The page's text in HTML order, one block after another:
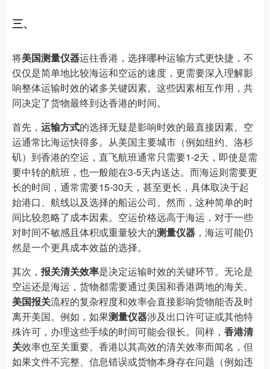
三、
将美国测量仪器运往香港，选择哪种运输方式更快捷，不
仅仅是简单地比较海运和空运的速度，更需要深入理解影
响整体运输时效的诸多关键因素。这些因素相互作用，共
同决定了货物最终到达香港的时间。
首先， 运输方式的选择无疑是影响时效的最直接因素。空
运通常比海运快得多。从美国主要城市（例如纽约、洛杉
矶）到香港的空运，直飞航班通常只需要1-2天，即使是需
要中转的航班，也一般能在3-5天内送达。而海运则需要更
长的时间，通常需要15-30天，甚至更长，具体取决于起
始港口、航线以及选择的船运公司。然而，这种简单的时
间比较忽略了成本因素。空运价格远高于海运，对于一些
对时间不敏感且体积或重量较大的测量仪器 ，海运可能仍
然是一个更具成本效益的选择。
其次， 报关清关效率是决定运输时效的关键环节。无论是
空运还是海运，货物都需要通过美国和香港两地的海关。
美国报关流程的复杂程度和效率会直接影响货物能否及时
离开美国。例如，如果测量仪器涉及出口许可证或其他特
殊许可，办理这些手续的时间可能会很长。同样， 香港清
关效率也至关重要。香港以其高效的清关效率而闻名，但
如果文件不完整、信息错误或货物本身存在问题（例如违